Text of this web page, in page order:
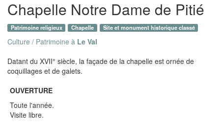
Chapelle Notre Dame de Pitié
Patrimoine religieux Chapelle Site et monument historique classé
Culture / Patrimoine à Le Val
Datant du XVII° siècle, la façade de la chapelle est ornée de
coquillages et de galets.
OUVERTURE
Toute l'année.
Visite libre.